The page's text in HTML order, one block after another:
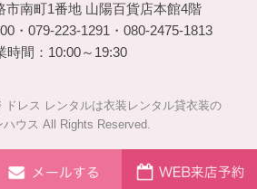
市南町1番地 山陽百貨店本館4階
・079-223-1291・080-2475-1813
時間：10:00～19:30
レス レンタルは衣装レンタル貸衣装の
ハウス All Rights Reserved.